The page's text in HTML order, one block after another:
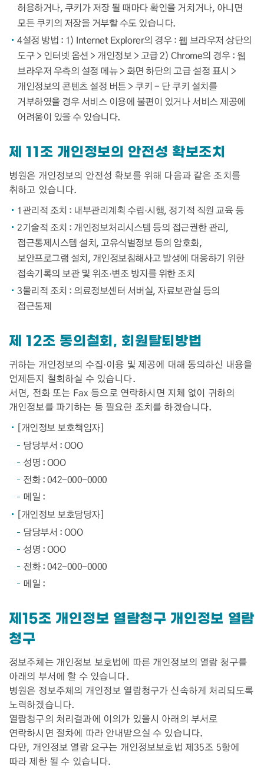
허용하거나, 쿠키가 저장 될 때마다 확인을 거치거나, 아니면
모든 쿠키의 저장을 거부할 수도 있습니다.
4설정 방법 : 1) Internet Explorer의 경우 : 웹 브라우저 상단의
도구 > 인터넷 옵션 > 개인정보 > 고급 2) Chrome의 경우 : 웹
브라우저 우측의 설정 메뉴 > 화면 하단의 고급 설정 표시 >
개인정보의 콘텐츠 설정 버튼 > 쿠키 - 단 쿠키 설치를
거부하였을 경우 서비스 이용에 불편이 있거나 서비스 제공에
어려움이 있을 수 있습니다.
제 11조 개인정보의 안전성 확보조치
병원은 개인정보의 안전성 확보를 위해 다음과 같은 조치를
취하고 있습니다.
1관리적 조치 : 내부관리계획 수립·시행, 정기적 직원 교육 등
2기술적 조치 : 개인정보처리시스템 등의 접근권한 관리,
접근통제시스템 설치, 고유식별정보 등의 암호화,
보안프로그램 설치, 개인정보침해사고 발생에 대응하기 위한
접속기록의 보관 및 위조·변조 방지를 위한 조치
3물리적 조치 : 의료정보센터 서버실, 자료보관실 등의
접근통제
제 12조 동의철회, 회원탈퇴방법
귀하는 개인정보의 수집·이용 및 제공에 대해 동의하신 내용을
언제든지 철회하실 수 있습니다.
서면, 전화 또는 Fax 등으로 연락하시면 지체 없이 귀하의
개인정보를 파기하는 등 필요한 조치를 하겠습니다.
[개인정보 보호책임자]
담당부서 : OOO
성명 : OOO
전화 : 042-000-0000
메일 :
[개인정보 보호담당자]
담당부서 : OOO
성명 : OOO
전화 : 042-000-0000
메일 :
제15조 개인정보 열람청구 개인정보 열람
청구
정보주체는 개인정보 보호법에 따른 개인정보의 열람 청구를
아래의 부서에 할 수 있습니다.
병원은 정보주체의 개인정보 열람청구가 신속하게 처리되도록
노력하겠습니다.
열람청구의 처리결과에 이의가 있을시 아래의 부서로
연락하시면 절차에 따라 안내받으실 수 있습니다.
다만, 개인정보 열람 요구는 개인정보보호법 제35조 5항에
따라 제한 될 수 있습니다.